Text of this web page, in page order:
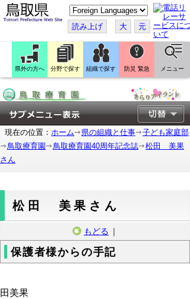
こ
の
ペ
ー
ジ
翻
訳
す
読み上げ 大 元
県外の方へ 分野で探す 組織で探す 防災 緊急 メニュー
現在の位置： ホーム 県の組織と仕事
子ども家庭部
鳥取療育園
鳥取療育園40周年記念誌
松田 美果
さん
松田 美果さん
もどる ｜
保護者様からの手記
田美果